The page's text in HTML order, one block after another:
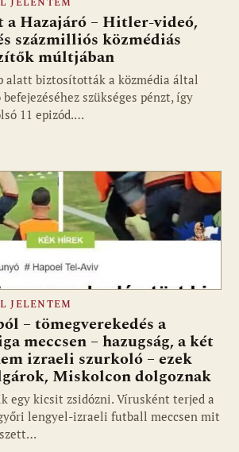
JELENTEM
a Hazajáró – Hitler-videó,
százmilliós közmédiás
múltjában
alatt biztosították a közmédia által
szükséges pénzt, így
11 epizód.…
JELENTEM
– tömegverekedés a
meccsen – hazugság, a két
izraeli szurkoló – ezek
Miskolcon dolgoznak
egy kicsit zsidózni. Vírusként terjed a
lengyel-izraeli futball meccsen mit